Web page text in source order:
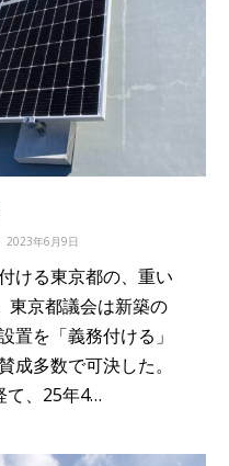
2023年6月9日
ける東京都の、重い
東京都議会は新築の
置を「義務付ける」
成多数で可決した。
て、25年4…